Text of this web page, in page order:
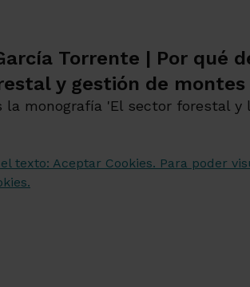
Torrente | Por qué
y gestión de montes
la monografía 'El sector forestal